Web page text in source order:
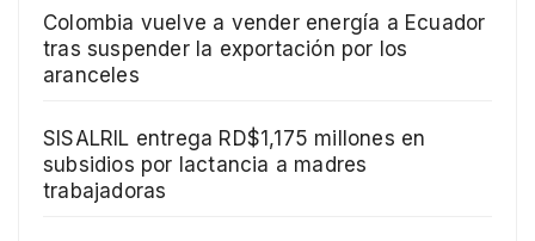
Colombia vuelve a vender energía a Ecuador
tras suspender la exportación por los
aranceles
SISALRIL entrega RD$1,175 millones en
subsidios por lactancia a madres
trabajadoras